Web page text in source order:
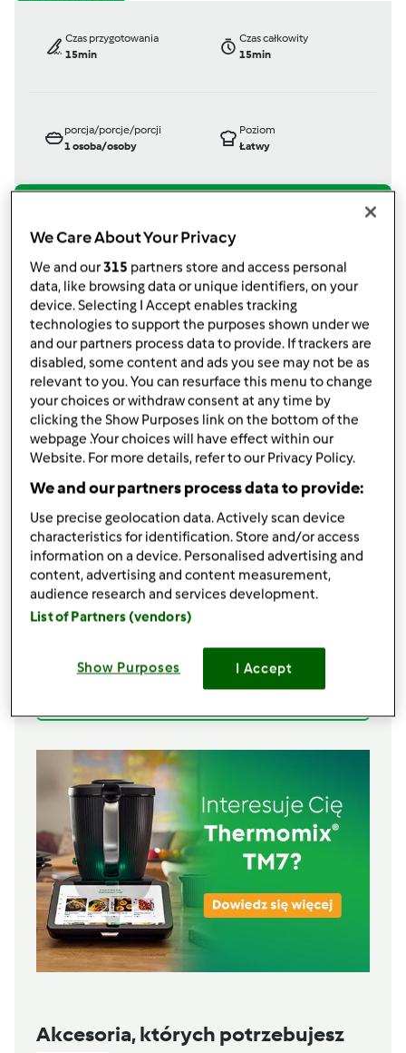
Czas przygotowania
15min
Czas całkowity
15min
porcja/porcje/porcji
1osoba/osoby
Poziom
Łatwy
TM 6
opublikowany: 23/07/25
zmieniono dnia: 24/07/25
Dodaj do moich kolekcji
podziel się przepisem
Stwórz wariant
Składniki
Owsianka wiśniowo-czekoladowa
60gpłatków owsianych
9gpistacji
60 g banana,pokrojonego na kawałki
puddingu proteinowego czekoladowo
gmalin
Akcesoria, których potrzebujesz
We Care About Your Privacy
We and our315 partners store and access personal
data, like browsing data or unique identifiers, on your
device. Selecting I Accept enables tracking
technologies to support the purposes shown under we
and our partners process data to provide. If trackers are
disabled, some content and ads you see may not be as
relevant to you. You can resurface this menu to change
your choices or withdraw consent at any time by
clicking the Show Purposes link on the bottom of the
webpage .Your choices will have effect within our
Website. For more details, refer to our Privacy Policy.
We and our partners process data to provide:
Use precise geolocation data. Actively scan device
characteristics for identification. Store and/or access
information on a device. Personalised advertising and
content, advertising and content measurement,
audience research and services development.
List of Partners (vendors)
Show Purposes I Accept